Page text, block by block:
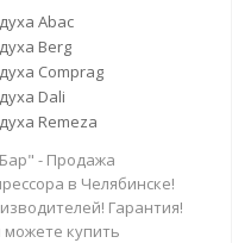
Abac
Berg
Comprag
Dali
Remeza
- Продажа
в Челябинске!
Гарантия!
можете купить